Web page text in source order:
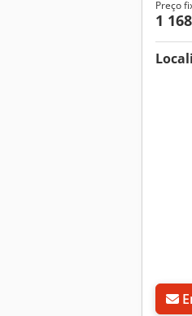
Preço
1